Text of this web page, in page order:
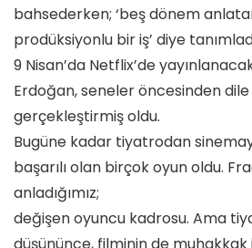
bahsederken; ‘beş dönem
prodüksiyonlu bir iş’ diye
9 Nisan’da Netflix’de
Erdoğan, seneler öncesinden
gerçekleştirmiş oldu.
Bugüne kadar tiyatrodan
başarılı olan birçok oyun oldu.
anladığımız;
değişen oyuncu kadrosu. Ama
düşününce, filminin de